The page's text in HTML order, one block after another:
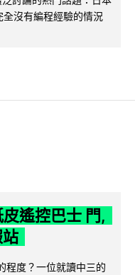
沒有編程經驗的情況
遙控巴士 門,
程度？一位就讀中三的